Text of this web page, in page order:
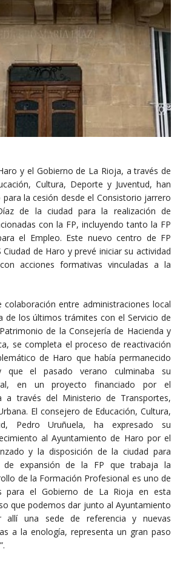
y el Gobierno de La Rioja, a través de
Cultura, Deporte y Juventud, han
la cesión desde el Consistorio jarrero
de la ciudad para la realización de
con la FP, incluyendo tanto la FP
el Empleo. Este nuevo centro de FP
de Haro y prevé iniciar su actividad
acciones formativas vinculadas a la
colaboración entre administraciones local
de los últimos trámites con el Servicio de
de la Consejería de Hacienda y
se completa el proceso de reactivación
de Haro que había permanecido
el pasado verano culminaba su
en un proyecto financiado por el
a través del Ministerio de Transportes,
El consejero de Educación, Cultura,
Pedro Uruñuela, ha expresado su
al Ayuntamiento de Haro por el
y la disposición de la ciudad para
de expansión de la FP que trabaja la
de la Formación Profesional es uno de
para el Gobierno de La Rioja en esta
que podemos dar junto al Ayuntamiento
allí una sede de referencia y nuevas
a la enología, representa un gran paso